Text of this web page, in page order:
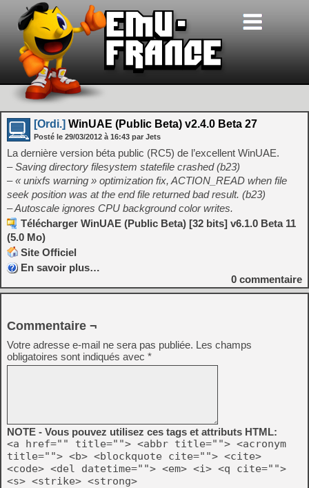
[Ordi.] WinUAE (Public Beta) v2.4.0 Beta 27
Posté le 29/03/2012 à 16:43 par Jets
La dernière version béta public (RC5) de l’excellent WinUAE.
– Saving directory filesystem statefile crashed (b23)
– « unixfs warning » optimization fix, ACTION_READ when file
seek position was at the end file returned bad result. (b23)
– Autoscale ignores CPU background color writes.
Télécharger WinUAE (Public Beta) [32 bits] v6.1.0 Beta 11
(5.0 Mo)
Site Officiel
En savoir plus…
0 commentaire
Commentaire ¬
Votre adresse e-mail ne sera pas publiée. Les champs
obligatoires sont indiqués avec *
NOTE - Vous pouvez utilisez ces tags et attributs HTML:
<a href="" title=""> <abbr title=""> <acronym
title=""> <b> <blockquote cite=""> <cite>
<code> <del datetime=""> <em> <i> <q cite="">
<s> <strike> <strong>